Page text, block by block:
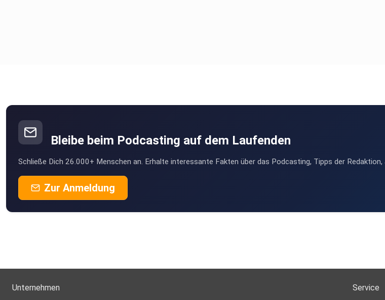
Bleibe beim Podcasting auf dem Laufenden
Schließe Dich 26.000+ Menschen an. Erhalte interessante Fakten über das Podcasting, Tipps der
Zur Anmeldung
Unternehmen Service